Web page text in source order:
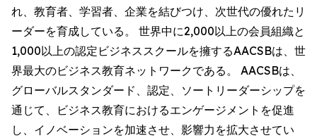
れ、教育者、学習者、企業を結びつけ、次世代の優れたリ
ーダーを育成している。 世界中に2,000以上の会員組織と
1,000以上の認定ビジネススクールを擁するAACSBは、世
界最大のビジネス教育ネットワークである。 AACSBは、
グローバルスタンダード、認定、ソートリーダーシップを
通じて、ビジネス教育におけるエンゲージメントを促進
し、イノベーションを加速させ、影響力を拡大させてい